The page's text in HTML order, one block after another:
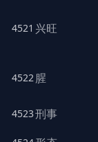
4521 兴旺
4522腥
4523刑事